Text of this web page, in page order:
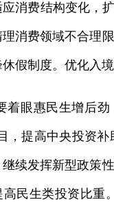
消费结构变化，
消费领域不合理
假制度。优化入
惠民生增后劲，
，提高中央投资
续发挥新型政策
高民生类投资比重